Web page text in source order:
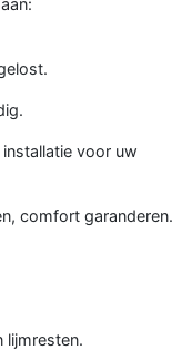
voor uw
comfort garanderen.
lijmresten.